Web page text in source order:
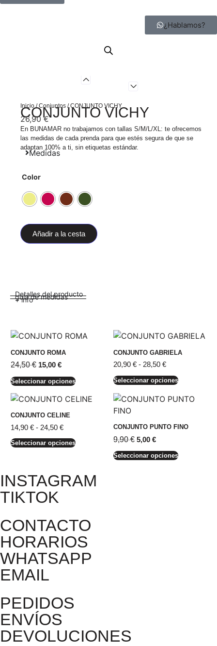
¿Hablamos?
Inicio/Conjuntos / CONJUNTO VICHY
CONJUNTO VICHY
26,90€
En BUNAMAR no trabajamos con tallas S/M/L/XL: te ofrecemos
las medidas de cada prenda para que estés segura de que se
adaptan 100% a ti, sin etiquetas estándar.
Medidas
Color
Añadir a la cesta
Detalles del producto
guía de medidas
+ info
CONJUNTO ROMA
24,50€ 15,00 €
Seleccionar opciones
CONJUNTO GABRIELA
20,90 € - 28,50 €
Seleccionar opciones
CONJUNTO CELINE
14,90 € - 24,50 €
Seleccionar opciones
CONJUNTO PUNTO FINO
9,90€ 5,00 €
Seleccionar opciones
INSTAGRAM
TIKTOK
CONTACTO
HORARIOS
WHATSAPP
EMAIL
PEDIDOS
ENVÍOS
DEVOLUCIONES